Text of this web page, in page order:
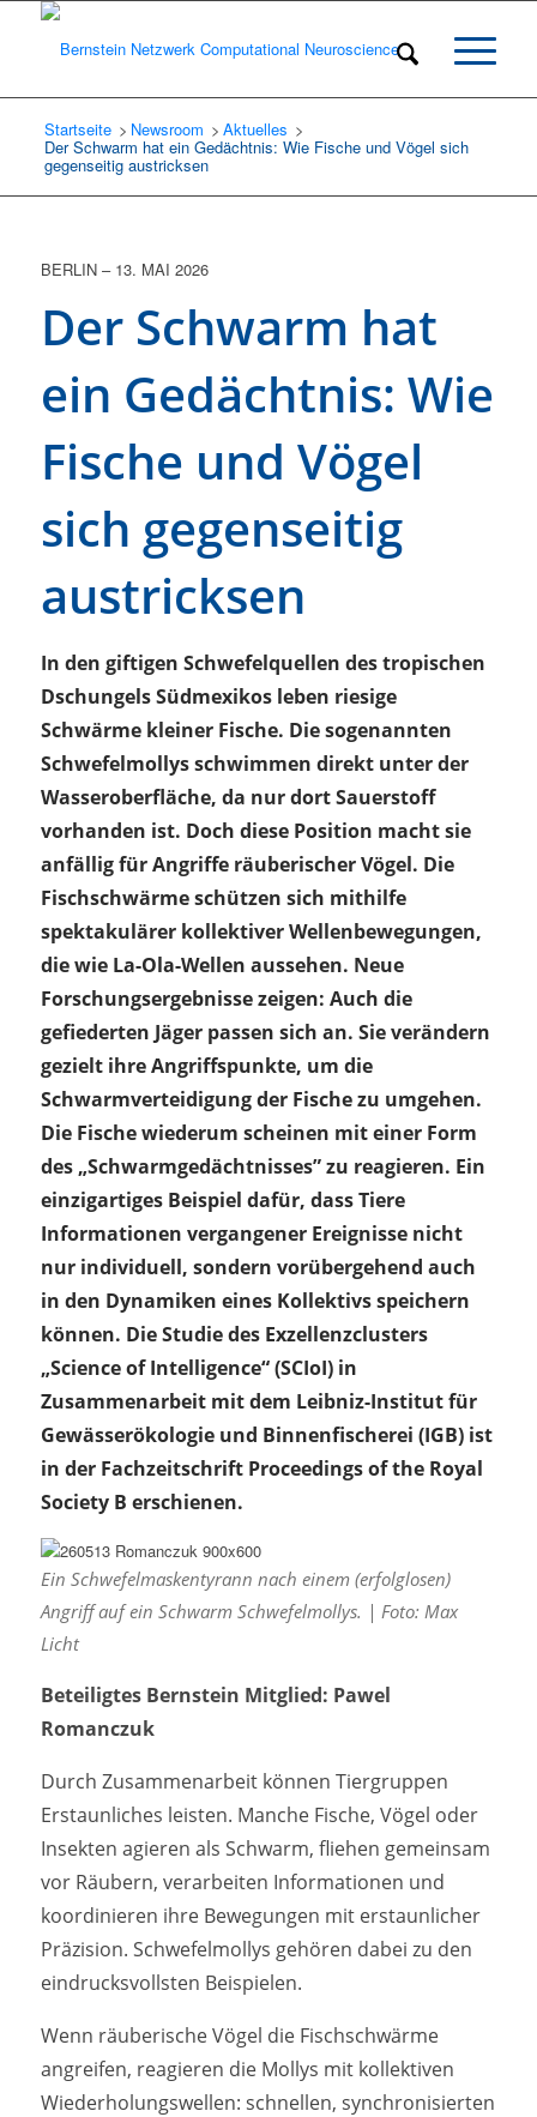
Startseite /
Newsroom /
Aktuelles
Der Schwarm hat ein Gedächtnis: Wie Fische und Vögel sich
gegenseitig austricksen
BERLIN– 13. MAI 2026
Der Schwarm hat
ein Gedächtnis: Wie
Fische und Vögel
sich gegenseitig
austricksen
In den giftigen Schwefelquellen des tropischen
Dschungels Südmexikos leben riesige
Schwärme kleiner Fische. Die sogenannten
Schwefelmollys schwimmen direkt unter der
Wasseroberfläche, da nur dort Sauerstoff
vorhanden ist. Doch diese Position macht sie
anfällig für Angriffe räuberischer Vögel. Die
Fischschwärme schützen sich mithilfe
spektakulärer kollektiver Wellenbewegungen,
die wie La-Ola-Wellen aussehen. Neue
Forschungsergebnisse zeigen: Auch die
gefiederten Jäger passen sich an. Sie verändern
gezielt ihre Angriffspunkte, um die
Schwarmverteidigung der Fische zu umgehen.
Die Fische wiederum scheinen mit einer Form
des „Schwarmgedächtnisses” zu reagieren. Ein
einzigartiges Beispiel dafür, dass Tiere
Informationen vergangener Ereignisse nicht
nur individuell, sondern vorübergehend auch
in den Dynamiken eines Kollektivs speichern
können. Die Studie des Exzellenzclusters
„Science of Intelligence“ (SCIoI) in
Zusammenarbeit mit dem Leibniz-Institut für
Gewässerökologie und Binnenfischerei (IGB) ist
in der Fachzeitschrift Proceedings of the Royal
Society B erschienen.
Ein Schwefelmaskentyrann nach einem (erfolglosen)
Angriff auf ein Schwarm Schwefelmollys. | Foto: Max
Licht
Beteiligtes Bernstein Mitglied: Pawel
Romanczuk
Durch Zusammenarbeit können Tiergruppen
Erstaunliches leisten. Manche Fische, Vögel oder
Insekten agieren als Schwarm, fliehen gemeinsam
vor Räubern, verarbeiten Informationen und
koordinieren ihre Bewegungen mit erstaunlicher
Präzision. Schwefelmollys gehören dabei zu den
eindrucksvollsten Beispielen.
Wenn räuberische Vögel die Fischschwärme
angreifen, reagieren die Mollys mit kollektiven
Wiederholungswellen: schnellen, synchronisierten